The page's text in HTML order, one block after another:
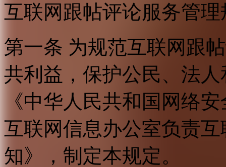
互联网跟帖评论服务管理
第一条 为规范互联网跟
共利益，保护公民、法
《中华人民共和国网络
互联网信息办公室负责
知》，制定本规定。